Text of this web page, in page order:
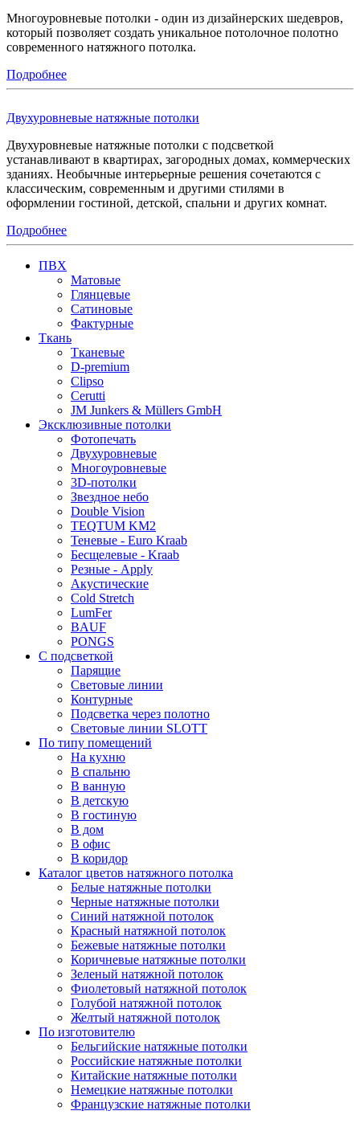
Многоуровневые потолки - один из дизайнерских шедевров,
который позволяет создать уникальное потолочное полотно
современного натяжного потолка.
Подробнее
Двухуровневые натяжные потолки
Двухуровневые натяжные потолки с подсветкой
устанавливают в квартирах, загородных домах, коммерческих
зданиях. Необычные интерьерные решения сочетаются с
классическим, современным и другими стилями в
оформлении гостиной, детской, спальни и других комнат.
Подробнее
ПВХ
Матовые
Глянцевые
Сатиновые
Фактурные
Ткань
Тканевые
D-premium
Clipso
Cerutti
JM Junkers & Müllers GmbH
Эксклюзивные потолки
Фотопечать
Двухуровневые
Многоуровневые
3D-потолки
Звездное небо
Double Vision
TEQTUM KM2
Теневые - Euro Kraab
Бесщелевые - Kraab
Резные - Apply
Акустические
Cold Stretch
LumFer
BAUF
PONGS
С подсветкой
Парящие
Световые линии
Контурные
Подсветка через полотно
Световые линии SLOTT
По типу помещений
На кухню
В спальню
В ванную
В детскую
В гостиную
В дом
В офис
В коридор
Каталог цветов натяжного потолка
Белые натяжные потолки
Черные натяжные потолки
Синий натяжной потолок
Красный натяжной потолок
Бежевые натяжные потолки
Коричневые натяжные потолки
Зеленый натяжной потолок
Фиолетовый натяжной потолок
Голубой натяжной потолок
Желтый натяжной потолок
По изготовителю
Бельгийские натяжные потолки
Российские натяжные потолки
Китайские натяжные потолки
Немецкие натяжные потолки
Французские натяжные потолки